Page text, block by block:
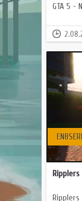
GTA 5 -
Ripplers
Ripplers